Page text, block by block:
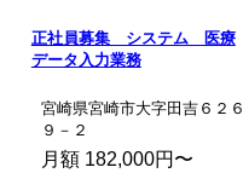
正社員募集 システム 医療
データ入力業務
宮崎県宮崎市大字田吉６２６
９－２
月額 182,000円〜